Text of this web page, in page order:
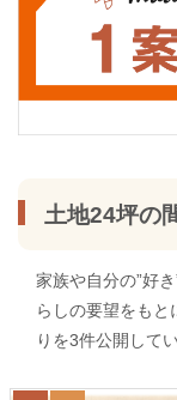
土地24坪の
家族や自分の”好
らしの要望をもと
りを3件公開して